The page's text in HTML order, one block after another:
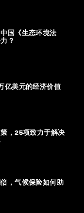
国《生态环境法
？
亿美元的经济价值
，25项致力于解决
，气候保险如何助